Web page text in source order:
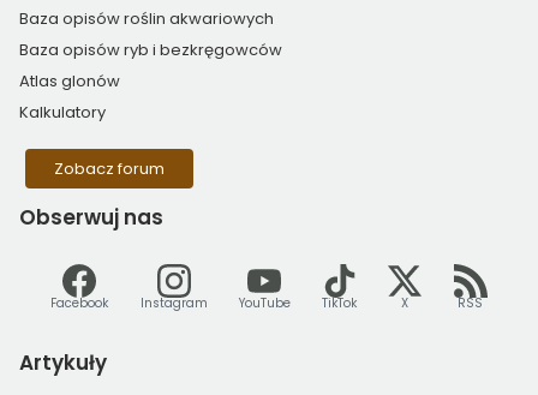
Baza opisów roślin akwariowych
Baza opisów ryb i bezkręgowców
Atlas glonów
Kalkulatory
Zobacz forum
Obserwuj nas
Facebook Instagram YouTube TikTok X RSS
Artykuły